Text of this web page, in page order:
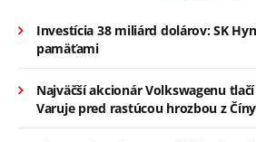
Investícia 38 miliárd dolárov: SK
pamäťami
Najväčší akcionár Volkswagenu
Varuje pred rastúcou hrozbou z Číny